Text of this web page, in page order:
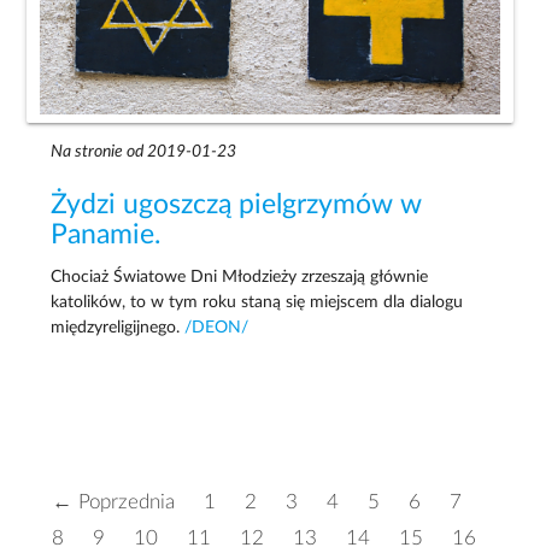
Na stronie od 2019-01-23
Żydzi ugoszczą pielgrzymów w
Panamie.
Chociaż Światowe Dni Młodzieży zrzeszają głównie
katolików, to w tym roku staną się miejscem dla dialogu
międzyreligijnego. /DEON/
← Poprzednia 1 2 3 4 5 6
7
8
9 10 11 12 13 14 15
16